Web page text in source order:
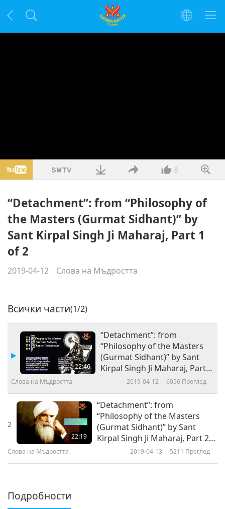
8
“Detachment”: from “Philosophy of
the Masters (Gurmat Sidhant)” by
Sant Kirpal Singh Ji Maharaj, Part 1
of 2
2019-04-12 Слова на Мъдростта
Всички части(1/2)
22:46
“Detachment”: from
“Philosophy of the Masters
(Gurmat Sidhant)” by Sant
Kirpal Singh Ji Maharaj, Part 1
Слова на Мъдростта 2019-04-12 6056 Преглед
2
22:19
“Detachment”: from
“Philosophy of the Masters
(Gurmat Sidhant)” by Sant
Kirpal Singh Ji Maharaj, Part 2
Слова на Мъдростта 2019-04-13 5211 Преглед
Подробности